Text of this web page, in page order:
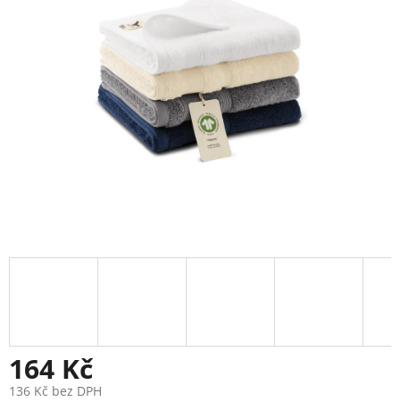
164 Kč
136 Kč bez DPH